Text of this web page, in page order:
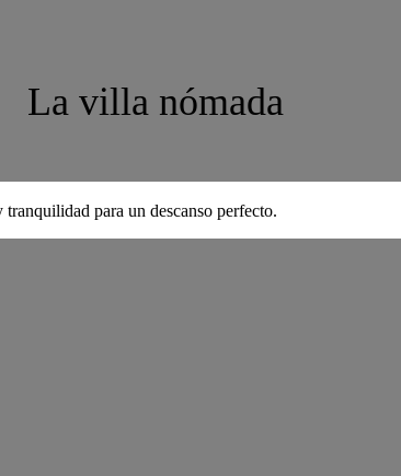
La villa nómada
para un descanso perfecto.